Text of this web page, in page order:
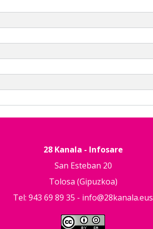
28 Kanala - Infosare
San Esteban 20
Tolosa (Gipuzkoa)
Tel: 943 69 89 35 - info@28kanala.eus